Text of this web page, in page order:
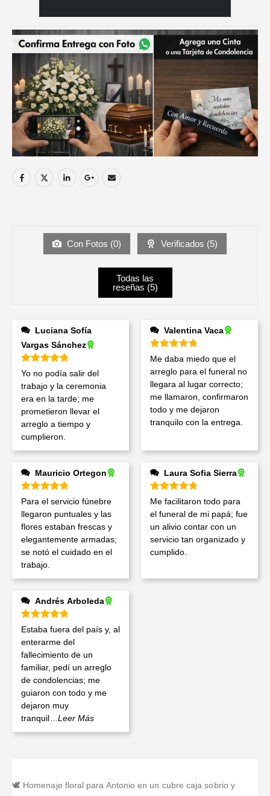
Con Fotos (0) Verificados (5)
Todas las
reseñas (5)
Vargas Sánchez
Valorado en 5de 5
Yo no podía salir del
trabajo y la ceremonia
era en la tarde; me
prometieron llevar el
arreglo a tiempo y
cumplieron.
Valentina Vaca
Valorado en5
Me daba miedo que el
arreglo para el funeral no
llegara al lugar correcto;
me llamaron, confirmaron
todo y me dejaron
tranquilo con la entrega.
Mauricio Ortegon
Valorado en de 5
Para el servicio fúnebre
llegaron puntuales y las
flores estaban frescas y
elegantemente armadas;
se notó el cuidado en el
trabajo.
Laura Sofia Sierra
Valorado en 5 de 5
Me facilitaron todo para
el funeral de mi papá; fue
un alivio contar con un
servicio tan organizado y
cumplido.
Andrés Arboleda
Valorado en 5 de 5
Estaba fuera del país y, al
enterarme del
fallecimiento de un
familiar, pedí un arreglo
de condolencias; me
guiaron con todo y me
dejaron muy
tranquil
...Leer Más
🕊️ Homenaje floral para Antonio en un cubre caja sobrio y